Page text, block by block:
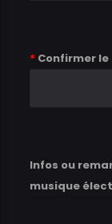
* Confirmer
Infos ou
musique